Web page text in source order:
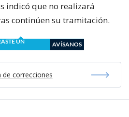
indicó que no realizará
continúen su tramitación.
UN
AVÍSANOS
de correcciones